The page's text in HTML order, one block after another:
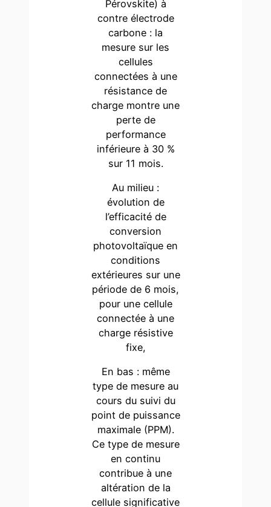
Pérovskite) à
contre électrode
carbone : la
mesure sur les
cellules
connectées à une
résistance de
charge montre une
perte de
performance
inférieure à 30 %
sur 11 mois.
Au milieu :
évolution de
l’efficacité de
conversion
photovoltaïque en
conditions
extérieures sur une
période de 6 mois,
pour une cellule
connectée à une
charge résistive
fixe,
En bas : même
type de mesure au
cours du suivi du
point de puissance
maximale (PPM).
Ce type de mesure
en continu
contribue à une
altération de la
cellule significative